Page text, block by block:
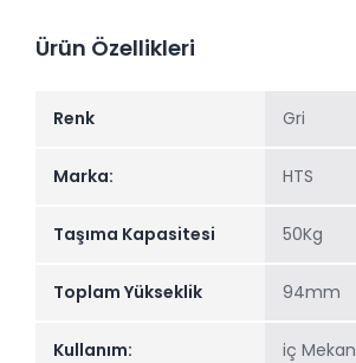
Ürün Özellikleri
Renk Gri
Marka: HTS
Taşıma Kapasitesi 50Kg
Toplam Yükseklik 94mm
Kullanım: iç Mekan